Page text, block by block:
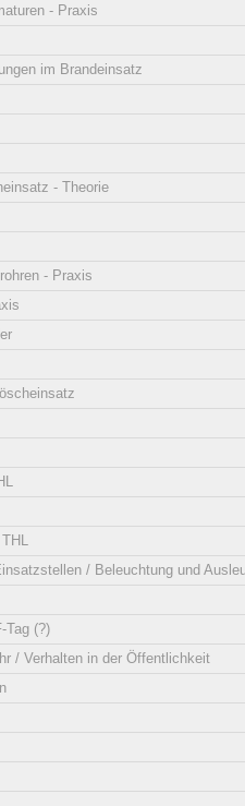
- Praxis
im Brandeinsatz
- Theorie
- Praxis
/ Beleuchtung und
Tag (?)
/ Verhalten in der Öffentlichkeit